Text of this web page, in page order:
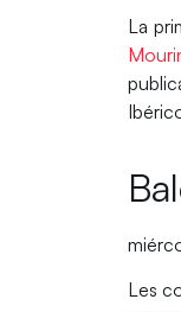
La
Les